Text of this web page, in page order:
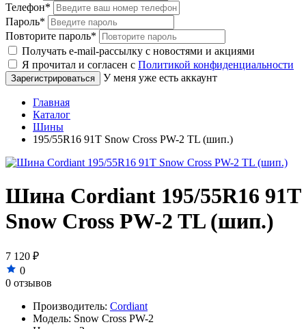
Телефон*
Пароль*
Повторите пароль*
Получать e-mail-рассылку с новостями и акциями
Я прочитал и согласен с Политикой конфиденциальности
У меня уже есть аккаунт
Главная
Каталог
Шины
195/55R16 91T Snow Cross PW-2 TL (шип.)
Шина Cordiant 195/55R16 91T
Snow Cross PW-2 TL (шип.)
7 120 ₽
0
0 отзывов
Производитель: Cordiant
Модель: Snow Cross PW-2